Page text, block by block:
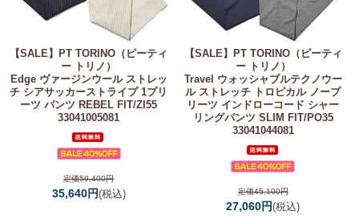
【SALE】PT TORINO（ピーティ
ー トリノ）
Edge ヴァージンウール ストレッ
チ シアサッカーストライプ 1プリ
ーツ パンツ REBEL FIT/ZI55
33041005081
定価59,400円
35,640円(税込)
【SALE】 PT TORINO（ピーティ
ー トリノ）
Travel ウォッシャブルテクノウー
ル ストレッチ トロピカル ノープ
リーツ インドローコード シャー
リングパンツ SLIM FIT/PO35
33041044081
定価45,100円
27,060円(税込)